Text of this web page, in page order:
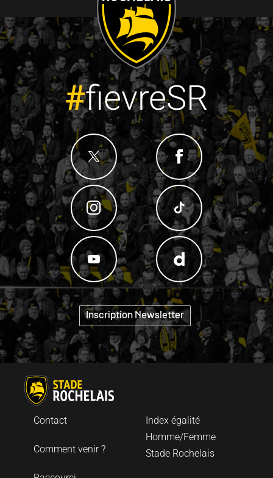
#fievreSR
Inscription Newsletter "
Index égalité
Homme/Femme
Stade Rochelais
Contact
Comment venir ?